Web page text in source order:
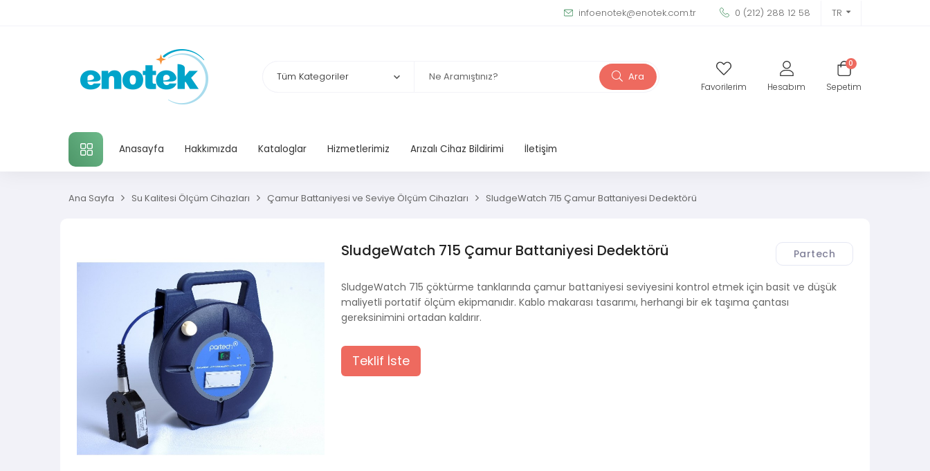
infoenotek@enotek.com.tr 0 (212) 288 12 58 TR
Favorilerim Hesabım
0
Sepetim
Ara
TÜM KATEGORILER
Anasayfa Hakkımızda Kataloglar Hizmetlerimiz Arızalı Cihaz Bildirimi İletişim
Ana Sayfa Su Kalitesi Ölçüm Cihazları Çamur Battaniyesi ve Seviye Ölçüm Cihazları SludgeWatch 715 Çamur Battaniyesi Dedektörü
Partech
SludgeWatch 715 Çamur Battaniyesi Dedektörü
SludgeWatch 715 çöktürme tanklarında çamur battaniyesi seviyesini kontrol etmek için basit ve düşük
maliyetli portatif ölçüm ekipmanıdır. Kablo makarası tasarımı, herhangi bir ek taşıma çantası
gereksinimini ortadan kaldırır.
Teklif İste